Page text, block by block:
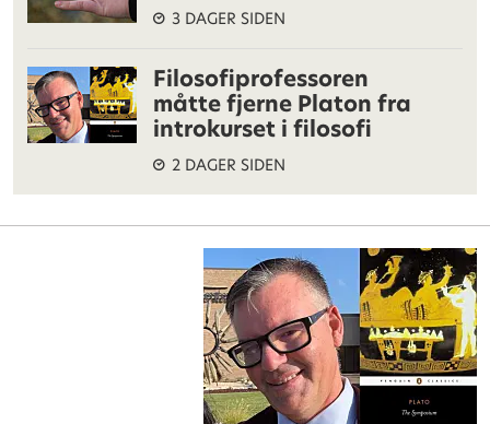
3 DAGER SIDEN
Filosofiprofessoren
måtte fjerne Platon fra
introkurset i filosofi
2 DAGER SIDEN